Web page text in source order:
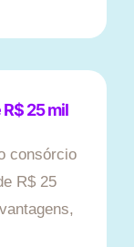
25 mil
consórcio
R$ 25